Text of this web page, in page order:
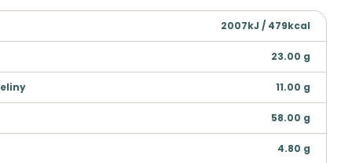
2007kJ / 479kcal
23.00 g
11.00 g
58.00 g
4.80 g